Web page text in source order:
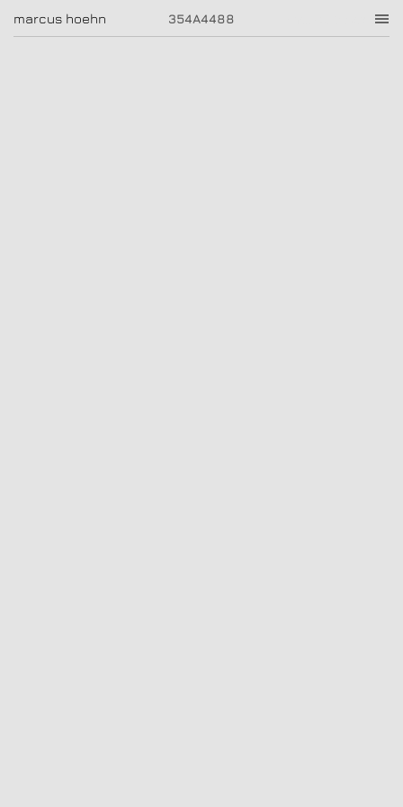
354A4488
marcus hoehn marcus hoehn
|